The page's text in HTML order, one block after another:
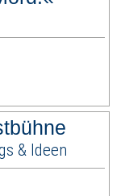
& Ideen